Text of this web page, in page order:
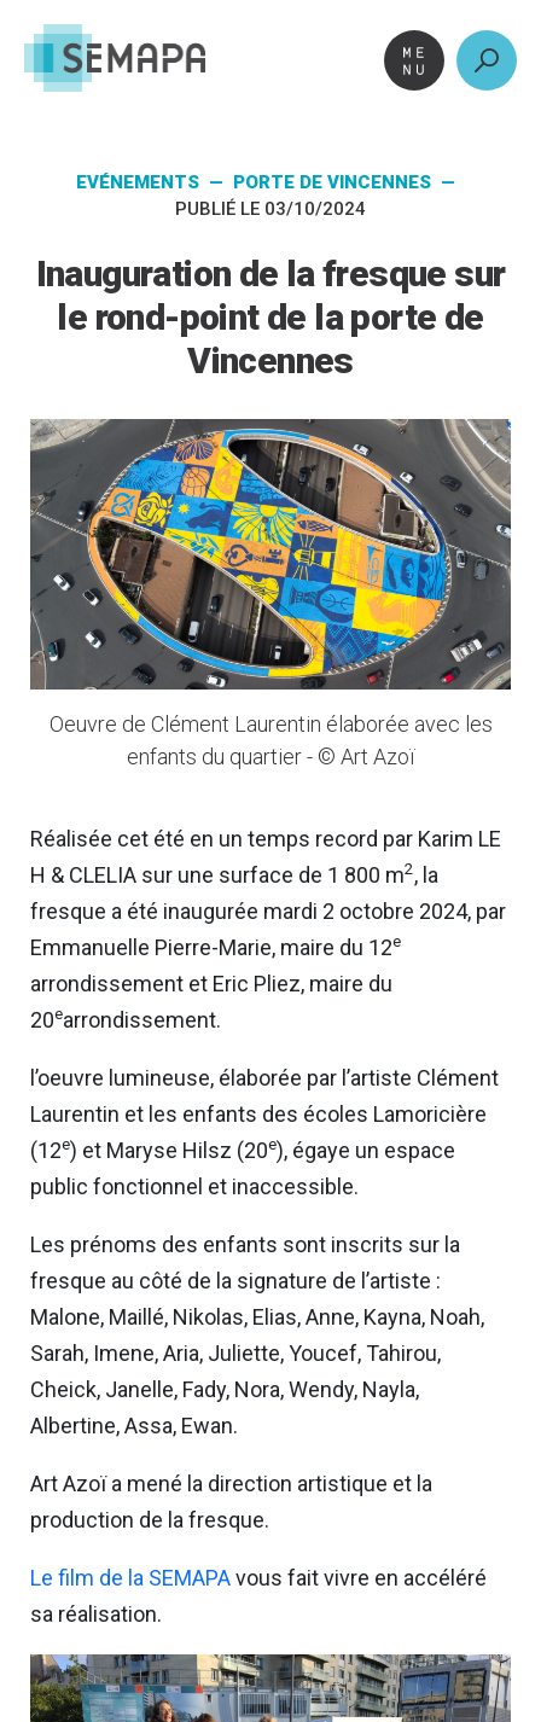
contenu
EVÉNEMENTS — PORTE DE VINCENNES —
PUBLIÉ LE 03/10/2024
Inauguration de la fresque sur
le rond-point de la porte de
Vincennes
Oeuvre de Clément Laurentin élaborée avec les
enfants du quartier - © Art Azoï
Réalisée cet été en un temps record par Karim LE
H & CLELIA sur une surface de 1 800 m2, la
fresque a été inaugurée mardi 2 octobre 2024, par
Emmanuelle Pierre-Marie, maire du 12e
arrondissement et Eric Pliez, maire du
20earrondissement.
l’oeuvre lumineuse, élaborée par l’artiste Clément
Laurentin et les enfants des écoles Lamoricière
(12e) et Maryse Hilsz (20e), égaye un espace
public fonctionnel et inaccessible.
Les prénoms des enfants sont inscrits sur la
fresque au côté de la signature de l’artiste :
Malone, Maillé, Nikolas, Elias, Anne, Kayna, Noah,
Sarah, Imene, Aria, Juliette, Youcef, Tahirou,
Cheick, Janelle, Fady, Nora, Wendy, Nayla,
Albertine, Assa, Ewan.
Art Azoï a mené la direction artistique et la
production de la fresque.
Le film de la SEMAPAvous fait vivre en accéléré
sa réalisation.